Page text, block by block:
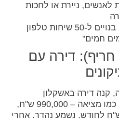
לאנשים, ניירת או לחכות
אם אתם לגמרי לא בנויים ל-50 שיחות טלפון
חמים"
חריף): דירה עם
בן 34 מחדרה, קנה דירה באשקלון
להשקעה. היא נראתה לו כמו מציאה – 990,000 ש"ח,
צפוי של כ-3,500 ש"ח לחודש. נשמע נהדר. אחרי